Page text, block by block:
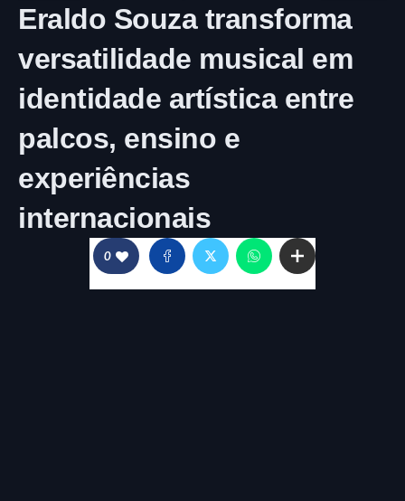
Eraldo Souza transforma
versatilidade musical em
identidade artística entre
palcos, ensino e
experiências
internacionais
0